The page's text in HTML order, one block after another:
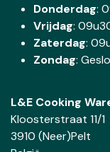
Donderdag:
Vrijdag:
Zaterdag:
Zondag:
L&E Cooking
Kloosterstraat 11/1
3910 (Neer)Pelt